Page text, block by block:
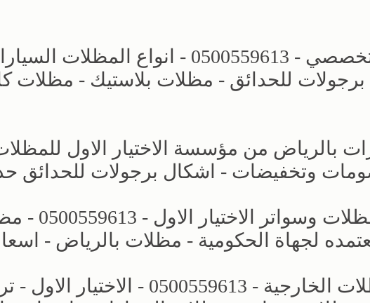
مظلات وسواتر التخصصي - 0500559613 - انواع
للحدائق - مظلات بلاستيك - مظلات
بالرياض من مؤسسة الاختيار الاول
مشاريع جديده -
لجهاة الحكومية - مظلات بالرياض -
مظلات كراج - مظلات الخارجية -